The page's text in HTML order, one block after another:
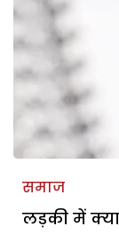
समाज
लड़की में